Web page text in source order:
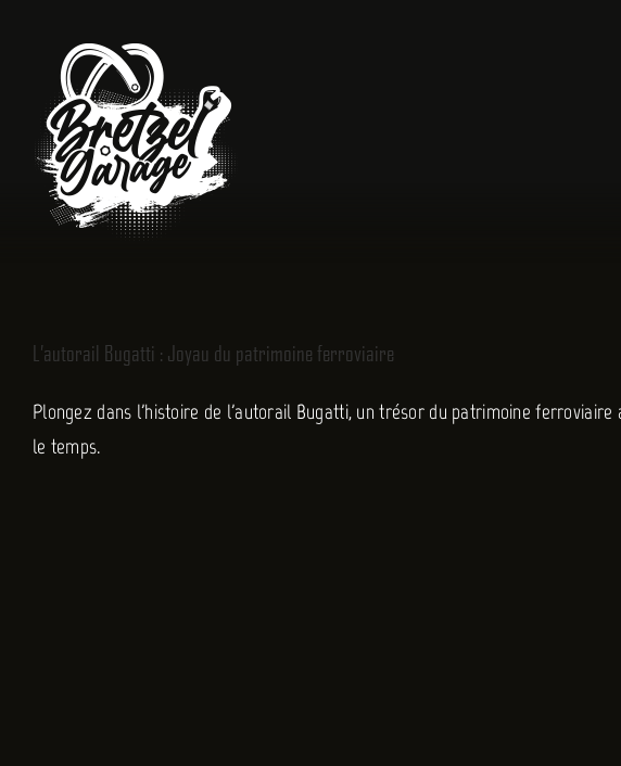
L’autorail Bugatti : Joyau du patrimoine ferroviaire
Plongez dans l'histoire de l'autorail Bugatti, un trésor du patrimoine
le temps.